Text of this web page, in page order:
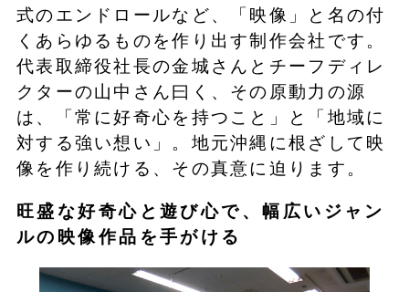
式のエンドロールなど、「映像」と名の付
くあらゆるものを作り出す制作会社です。
代表取締役社長の金城さんとチーフディレ
クターの山中さん曰く、その原動力の源
は、「常に好奇心を持つこと」と「地域に
対する強い想い」。地元沖縄に根ざして映
像を作り続ける、その真意に迫ります。
旺盛な好奇心と遊び心で、幅広いジャン
ルの映像作品を手がける